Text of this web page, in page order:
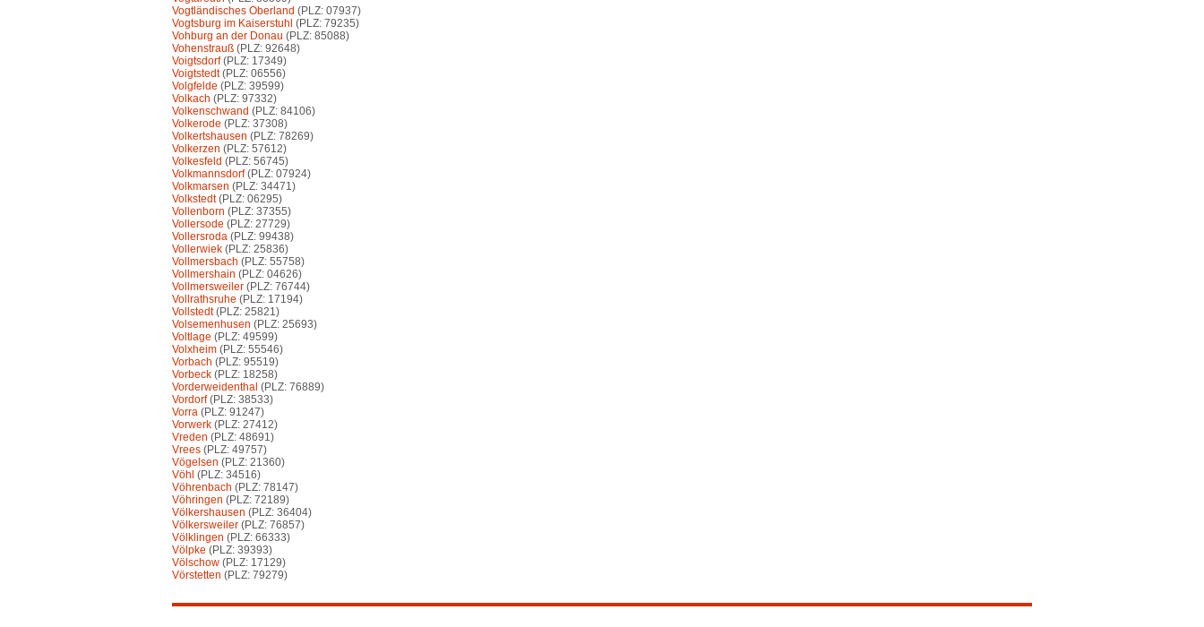
Vogtländisches Oberland (PLZ: 07937)
Vogtsburg im Kaiserstuhl (PLZ: 79235)
Vohburg an der Donau (PLZ: 85088)
Vohenstrauß (PLZ: 92648)
Voigtsdorf(PLZ: 17349)
Voigtstedt(PLZ: 06556)
Volgfelde (PLZ: 39599)
Volkach (PLZ: 97332)
Volkenschwand (PLZ: 84106)
Volkerode (PLZ: 37308)
Volkertshausen (PLZ: 78269)
Volkerzen (PLZ: 57612)
Volkesfeld (PLZ: 56745)
Volkmannsdorf(PLZ: 07924)
Volkmarsen (PLZ: 34471)
Volkstedt(PLZ: 06295)
Vollenborn (PLZ: 37355)
Vollersode (PLZ: 27729)
Vollersroda (PLZ: 99438)
Vollerwiek (PLZ: 25836)
Vollmersbach (PLZ: 55758)
Vollmershain (PLZ: 04626)
Vollmersweiler (PLZ: 76744)
Vollrathsruhe (PLZ: 17194)
Vollstedt(PLZ: 25821)
Volsemenhusen (PLZ: 25693)
Voltlage (PLZ: 49599)
Volxheim (PLZ: 55546)
Vorbach (PLZ: 95519)
Vorbeck (PLZ: 18258)
Vorderweidenthal (PLZ: 76889)
Vordorf(PLZ: 38533)
Vorra (PLZ: 91247)
Vorwerk (PLZ: 27412)
Vreden (PLZ: 48691)
Vrees (PLZ: 49757)
Vögelsen (PLZ: 21360)
Vöhl (PLZ: 34516)
Vöhrenbach (PLZ: 78147)
Vöhringen (PLZ: 72189)
Völkershausen (PLZ: 36404)
Völkersweiler (PLZ: 76857)
Völklingen (PLZ: 66333)
Völpke (PLZ: 39393)
Völschow (PLZ: 17129)
Vörstetten (PLZ: 79279)